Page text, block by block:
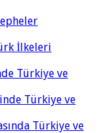
İlkeleri
Türkiye ve
Türkiye ve
Türkiye ve